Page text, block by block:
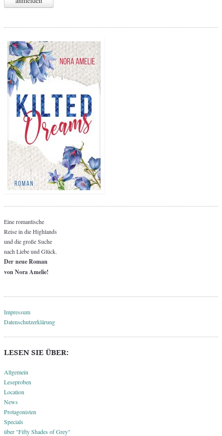
Eine romantische
Reise in die Highlands
und die große Suche
nach Liebe und Glück.
Der neue Roman
von Nora Amelie!
Impressum
Datenschutzerklärung
LESEN SIE ÜBER:
Allgemein
Leseproben
Location
News
Protagonisten
Specials
über "Fifty Shades of Grey"